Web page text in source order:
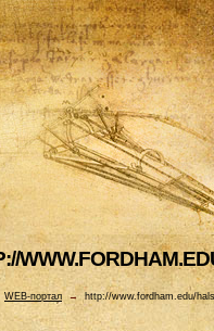
WEB-портал → http://www.fordham.edu/